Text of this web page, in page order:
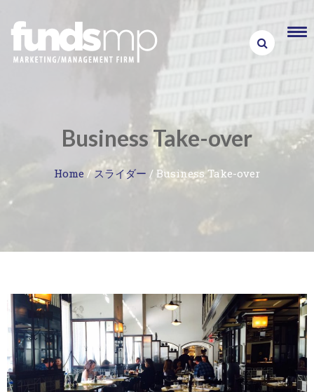
content
Business Take-over
Home / スライダー / Business Take-over